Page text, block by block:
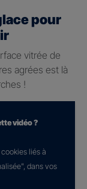
pour
vitrée de
agrées est là
!
vidéo ?
liés à
dans vos